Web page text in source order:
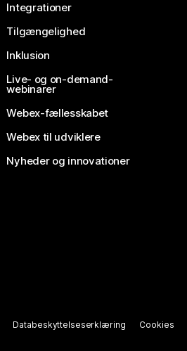
Integrationer
Tilgængelighed
Inklusion
Live- og on-demand-
webinarer
Webex-fællesskabet
Webex til udviklere
Nyheder og innovationer
Databeskyttelseserklæring Cookies